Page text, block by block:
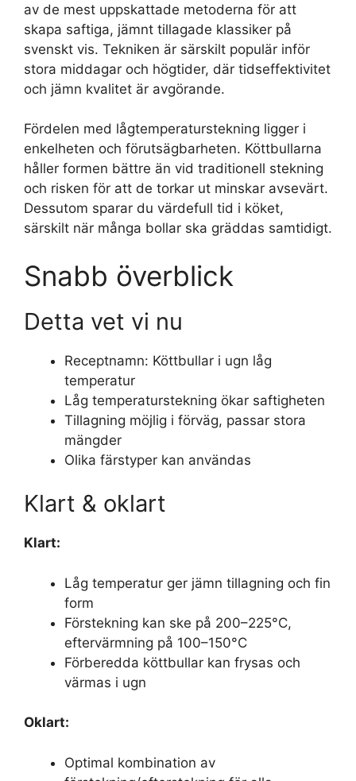
av de mest uppskattade metoderna för att
skapa saftiga, jämnt tillagade klassiker på
svenskt vis. Tekniken är särskilt populär inför
stora middagar och högtider, där tidseffektivitet
och jämn kvalitet är avgörande.
Fördelen med lågtemperaturstekning ligger i
enkelheten och förutsägbarheten. Köttbullarna
håller formen bättre än vid traditionell stekning
och risken för att de torkar ut minskar avsevärt.
Dessutom sparar du värdefull tid i köket,
särskilt när många bollar ska gräddas samtidigt.
Snabb överblick
Detta vet vi nu
Receptnamn: Köttbullar i ugn låg
temperatur
Låg temperaturstekning ökar saftigheten
Tillagning möjlig i förväg, passar stora
mängder
Olika färstyper kan användas
Klart & oklart
Klart:
Låg temperatur ger jämn tillagning och fin
form
Förstekning kan ske på 200–225°C,
eftervärmning på 100–150°C
Förberedda köttbullar kan frysas och
värmas i ugn
Oklart:
Optimal kombination av